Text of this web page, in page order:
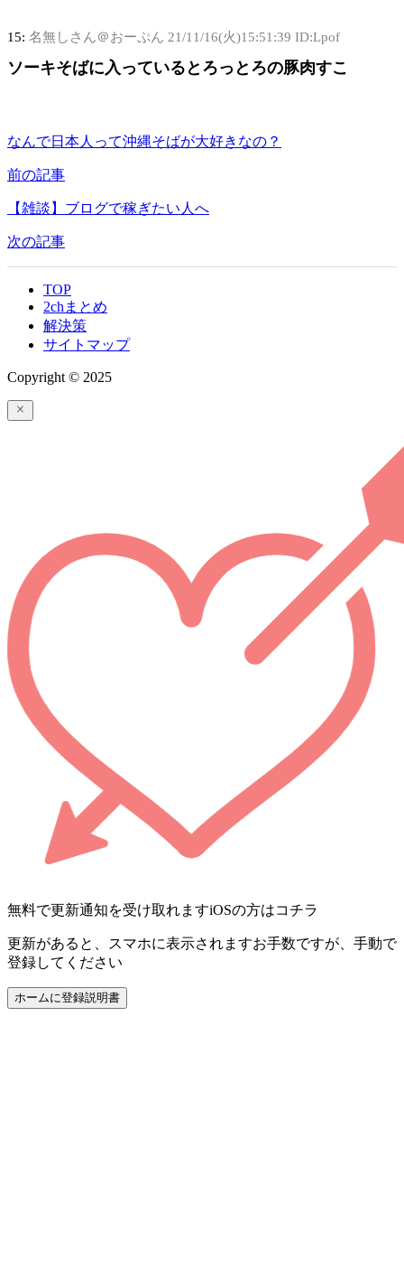
15: 名無しさん＠おーぷん 21/11/16(火)15:51:39 ID:Lpof
ソーキそばに入っているとろっとろの豚肉すこ
なんで日本人って沖縄そばが大好きなの？
前の記事
【雑談】ブログで稼ぎたい人へ
次の記事
TOP
2chまとめ
解決策
サイトマップ
Copyright © 2025
無料で更新通知を受け取れますiOSの方はコチラ
更新があると、スマホに表示されますお手数ですが、手動で
登録してください
ホームに登録説明書